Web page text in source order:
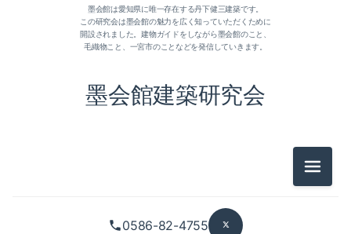
0586-82-4755
墨会館建築研究会
墨会館は愛知県に唯一存在する丹下健三建築です。
この研究会は墨会館の魅力を広く知っていただくために
開設されました。建物ガイドをしながら墨会館のこと、
毛織物こと、一宮市のことなどを発信していきます。
メニュ